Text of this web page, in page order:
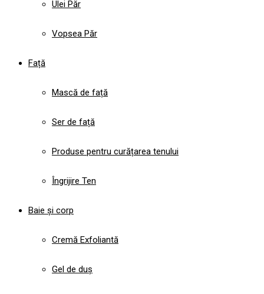
Ulei Păr
Vopsea Păr
Față
Mască de față
Ser de față
Produse pentru curățarea tenului
Îngrijire Ten
Baie și corp
Cremă Exfoliantă
Gel de duș